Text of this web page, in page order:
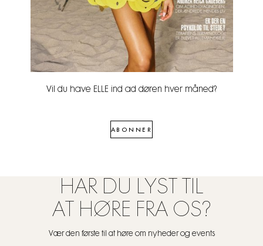
Vil du have ELLE ind ad døren hver måned?
ABONNER
HAR DU LYST TIL
AT HØRE FRA OS?
Vær den første til at høre om nyheder og events